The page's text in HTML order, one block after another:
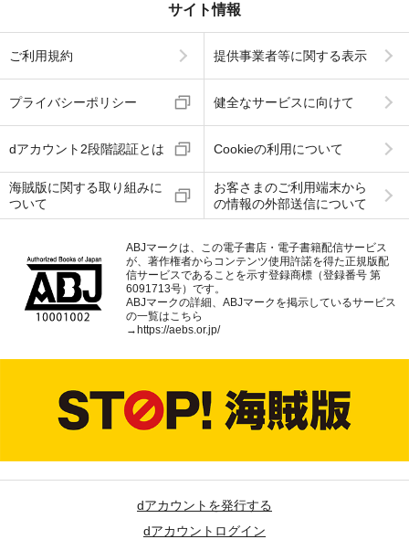
サイト情報
ご利用規約 提供事業者等に関する表示
プライバシーポリシー 健全なサービスに向けて
dアカウント2段階認証とは Cookieの利用について
海賊版に関する取り組みに
ついて
お客さまのご利用端末から
の情報の外部送信について
ABJマークは、この電子書店・電子書籍配信サービス
が、著作権者からコンテンツ使用許諾を得た正規版配
信サービスであることを示す登録商標（登録番号 第
6091713号）です。
ABJマークの詳細、ABJマークを掲示しているサービス
の一覧はこちら
→ https://aebs.or.jp/
dアカウントを発行する
dアカウントログイン